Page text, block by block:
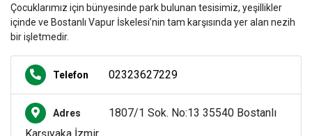
Çocuklarımız için bünyesinde park bulunan tesisimiz, yeşillikler
içinde ve Bostanlı Vapur İskelesi’nin tam karşısında yer alan nezih
bir işletmedir.
Telefon 02323627229
Adres
1807/1 Sok. No:13 35540 Bostanlı
Karşıyaka İzmir